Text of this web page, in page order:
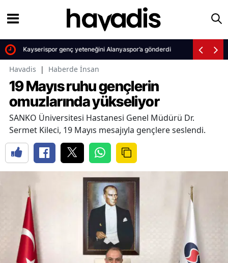
Kayserispor genç yeteneğini Alanyaspor’a gönderdi
Havadis | Haberde İnsan
19 Mayıs ruhu gençlerin
omuzlarında yükseliyor
SANKO Üniversitesi Hastanesi Genel Müdürü Dr.
Sermet Kileci, 19 Mayıs mesajıyla gençlere seslendi.